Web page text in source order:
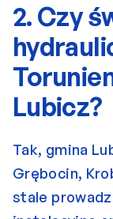
2. Czy
Lubicz?
Tak, gmina
Grębocin,
stale